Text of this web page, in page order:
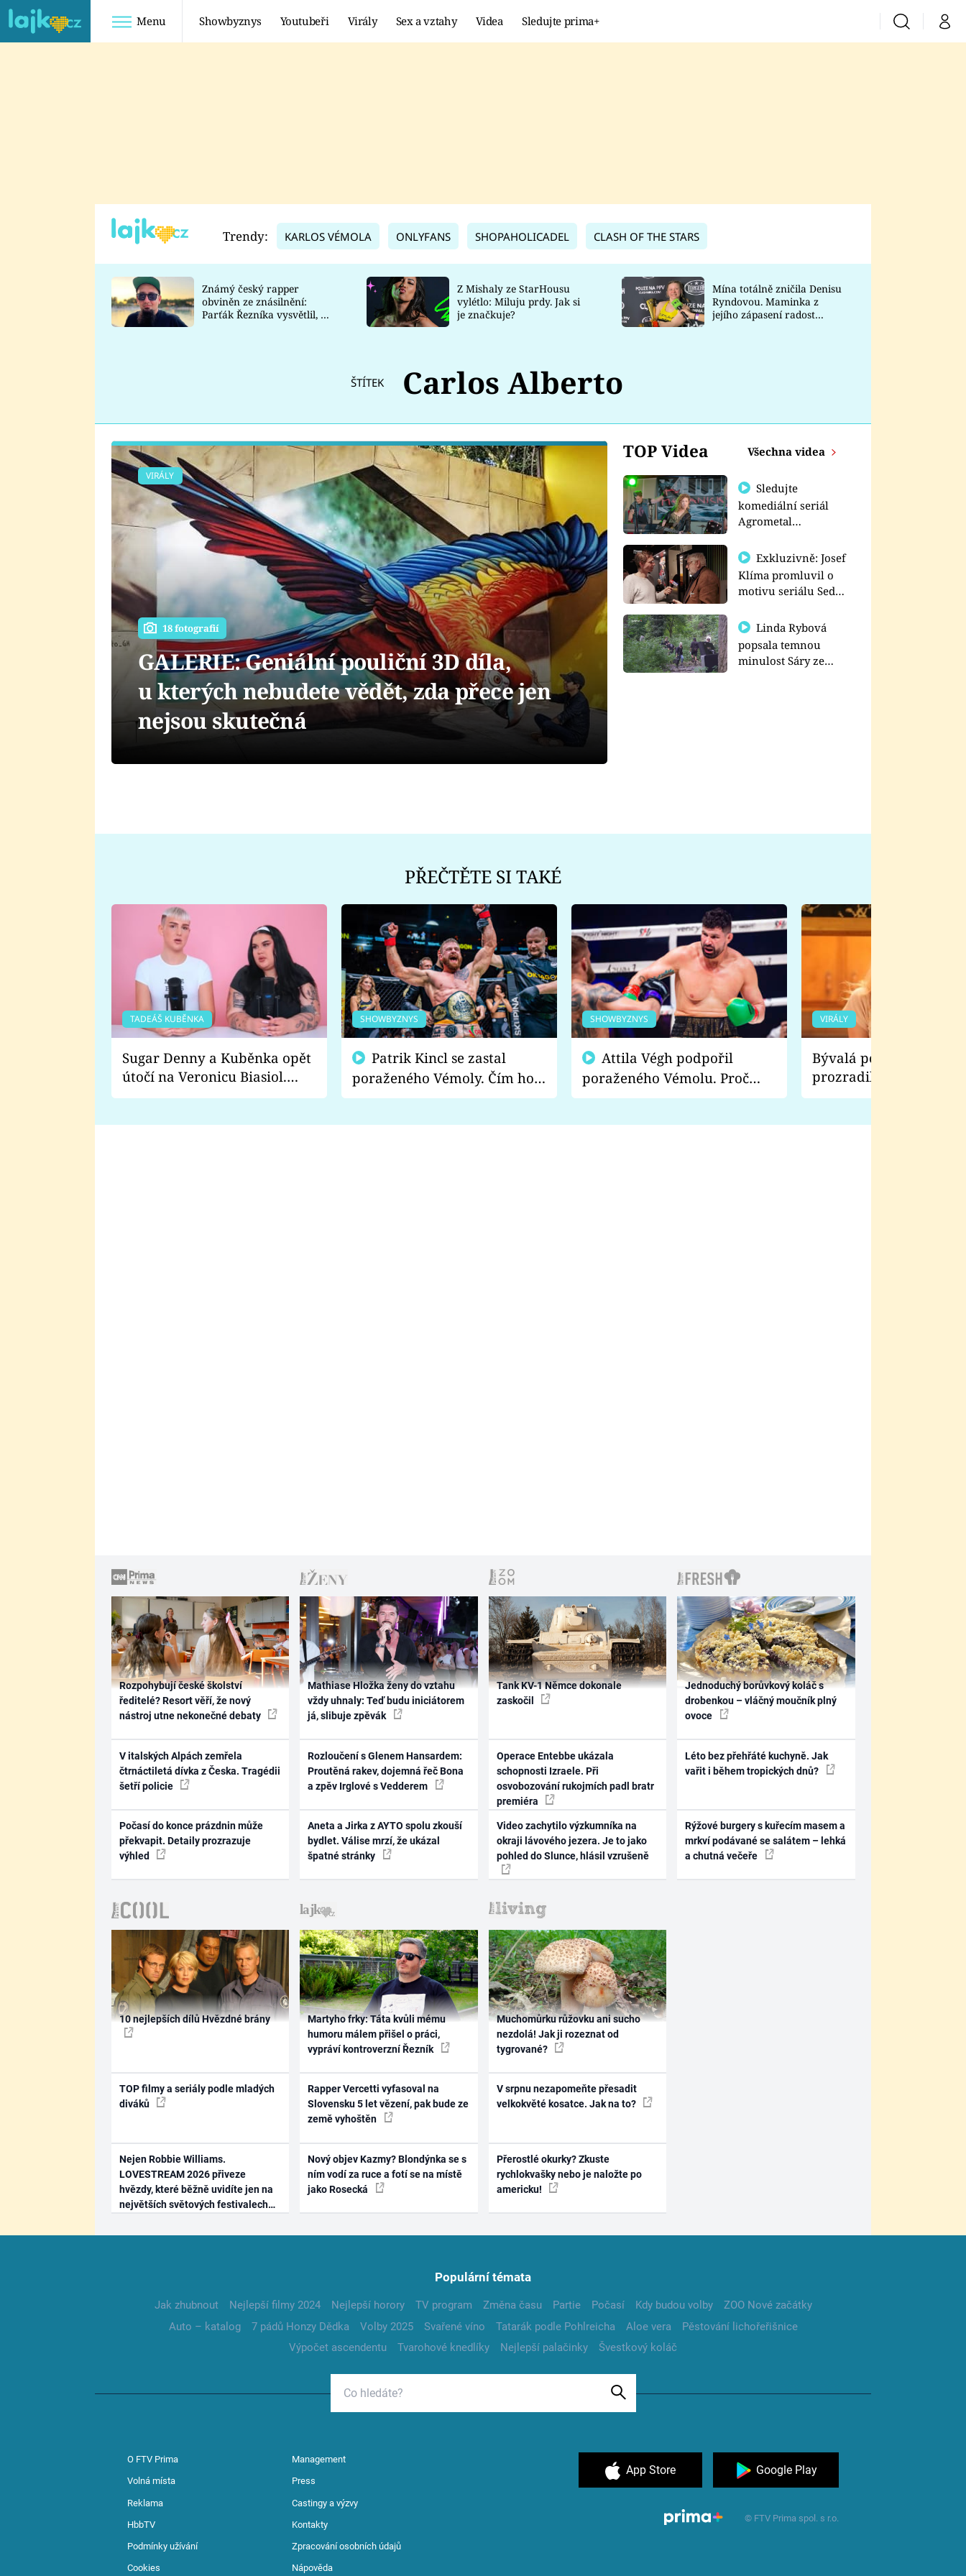
Menu Showbyznys Youtubeři Virály Sex a vztahy Videa Sledujte prima+ VyhledáváníMůj
TADEÁŠ KUBĚNKA
DATEL
Prima Lajk
Sledujte nás
Trendy: KARLOS VÉMOLA ONLYFANS SHOPAHOLICADEL CLASH OF THE STARS
Známý český rapper
obviněn ze znásilnění:
Parťák Řezníka vysvětlil, co
Z Mishaly ze StarHousu
vylétlo: Miluju prdy. Jak si
je značkuje?
Mína totálně zničila Denisu
Ryndovou. Maminka z
jejího zápasení radost
ŠTÍTEK Carlos Alberto
TOP Videa Všechna videa
Sledujte
komediální seriál
Agrometal
prima+
Exkluzivně: Josef
Klíma promluvil o
motivu seriálu Sedm
Linda Rybová
popsala temnou
minulost Sáry ze
VIRÁLY
18 fotografií
GALERIE: Geniální pouliční 3D díla,
u kterých nebudete vědět, zda přece jen
nejsou skutečná
PŘEČTĚTE SI TAKÉ
TADEÁŠ KUBĚNKA
Sugar Denny a Kuběnka opět
útočí na Veronicu Biasiol.
Proč je podle nich falešná a
SHOWBYZNYS
poraženého Vémoly. Čím ho
fanoušci naštvali?
SHOWBYZNYS
poraženého Vémolu. Proč
chce raději zápasit s ním než
VIRÁLY
Bývalá pornoherečka
prozradila, co ji
natáčení Euforie.
Rozpohybují české školství
ředitelé? Resort věří, že nový
nástroj utne nekonečné debaty
V italských Alpách zemřela
čtrnáctiletá dívka z Česka. Tragédii
šetří policie
Počasí do konce prázdnin může
překvapit. Detaily prozrazuje
výhled
Mathiase Hložka ženy do vztahu
vždy uhnaly: Teď budu iniciátorem
já, slibuje zpěvák
Rozloučení s Glenem Hansardem:
Proutěná rakev, dojemná řeč Bona
a zpěv Irglové s Vedderem
Aneta a Jirka z AYTO spolu zkouší
bydlet. Válise mrzí, že ukázal
špatné stránky
Tank KV-1 Němce dokonale
zaskočil
Operace Entebbe ukázala
schopnosti Izraele. Při
osvobozování rukojmích padl bratr
premiéra
Video zachytilo výzkumníka na
okraji lávového jezera. Je to jako
pohled do Slunce, hlásil vzrušeně
Jednoduchý borůvkový koláč s
drobenkou – vláčný moučník plný
ovoce
Léto bez přehřáté kuchyně. Jak
vařit i během tropických dnů?
Rýžové burgery s kuřecím masem a
mrkví podávané se salátem – lehká
a chutná večeře
10 nejlepších dílů Hvězdné brány
TOP filmy a seriály podle mladých
diváků
Nejen Robbie Williams.
LOVESTREAM 2026 přiveze
hvězdy, které běžně uvidíte jen na
největších světových festivalech
Martyho frky: Táta kvůli mému
humoru málem přišel o práci,
vypráví kontroverzní Řezník
Rapper Vercetti vyfasoval na
Slovensku 5 let vězení, pak bude ze
země vyhoštěn
Nový objev Kazmy? Blondýnka se s
ním vodí za ruce a fotí se na místě
jako Rosecká
Muchomůrku růžovku ani sucho
nezdolá! Jak ji rozeznat od
tygrované?
V srpnu nezapomeňte přesadit
velkokvěté kosatce. Jak na to?
Přerostlé okurky? Zkuste
rychlokvašky nebo je naložte po
americku!
Populární témata
Jak zhubnout Nejlepší filmy 2024 Nejlepší horory TV program Změna času Partie Počasí Kdy budou volby
ZOO Nové začátky
Auto – katalog
7 pádů Honzy Dědka Volby 2025 Svařené víno Tatarák podle Pohlreicha Aloe vera
Pěstování lichořeřišnice
Výpočet ascendentu
Tvarohové knedlíky Nejlepší palačinky Švestkový koláč
O FTV Prima Management
Volná místa Press
Reklama Castingy a výzvy
HbbTV Kontakty
Podmínky užívání Zpracování osobních údajů
Cookies Nápověda
App Store Google Play
© FTV Prima spol. s r.o.